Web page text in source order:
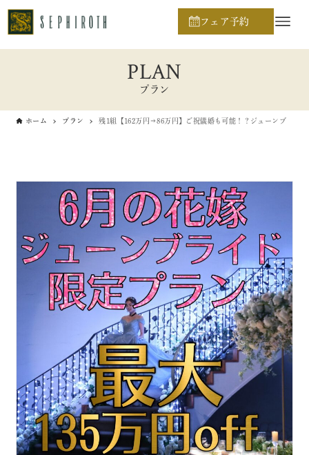
フェア予約
PLAN
プラン
ホーム プラン 残1組【162万円⇒86万円】ご祝儀婚も可能！？ジューンブライ